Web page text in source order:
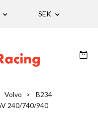
SEK
Volvo
B234
240/740/940